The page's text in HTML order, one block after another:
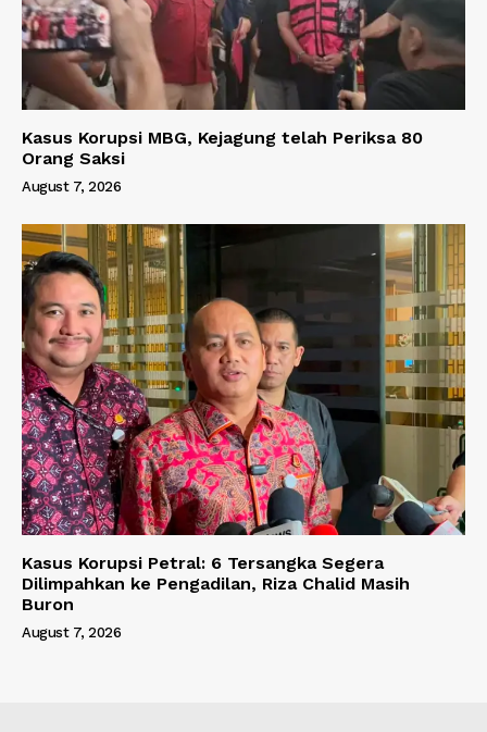
Kasus Korupsi MBG, Kejagung telah Periksa 80
Orang Saksi
August 7, 2026
Kasus Korupsi Petral: 6 Tersangka Segera
Dilimpahkan ke Pengadilan, Riza Chalid Masih
Buron
August 7, 2026